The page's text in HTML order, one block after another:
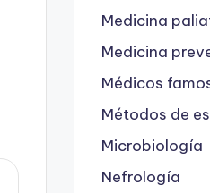
Medicina
Medicina
Médicos
Métodos de
Microbiología
Nefrología